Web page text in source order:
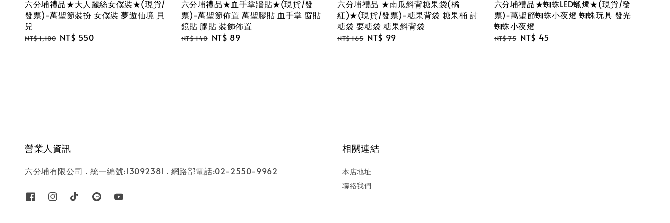
六分埔禮品★大人麗絲女僕裝★(現貨/
發票)-萬聖節裝扮 女僕裝 夢遊仙境 貝
兒
Regular
NT$ 1,100 Sale
NT$ 550
六分埔禮品★血手掌牆貼★(現貨/發
票)-萬聖節佈置 萬聖膠貼 血手掌 窗貼
鏡貼 膠貼 裝飾佈置
Regular
NT$ 140 Sale
NT$ 89
六分埔禮品 ★南瓜斜背糖果袋(橘
紅)★(現貨/發票)-糖果背袋 糖果桶 討
糖袋 要糖袋 糖果斜背袋
Regular
NT$ 165 Sale
NT$ 99
六分埔禮品★蜘蛛LED蠟燭★(現貨/發
票)-萬聖節蜘蛛小夜燈 蜘蛛玩具 發光
蜘蛛小夜燈
Regular
NT$ 75 Sale
NT$ 45
營業人資訊
六分埔有限公司 . 統一編號:13092381 . 網路部電話:02-2550-9962
相關連結
本店地址
聯絡我們